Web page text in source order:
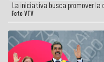
La iniciativa busca promover
Foto VTV